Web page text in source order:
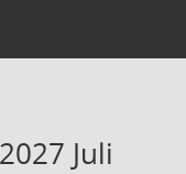
Juli